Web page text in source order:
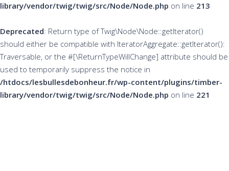
library/vendor/twig/twig/src/Node/Node.php on line 213
Deprecated: Return type of Twig\Node\Node::getIterator()
should either be compatible with IteratorAggregate::getIterator():
Traversable, or the #[\ReturnTypeWillChange] attribute should be
used to temporarily suppress the notice in
/htdocs/lesbullesdebonheur.fr/wp-content/plugins/timber-
library/vendor/twig/twig/src/Node/Node.php on line 221